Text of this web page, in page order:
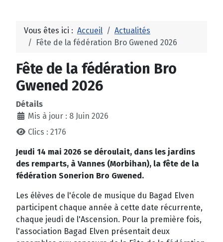
Vous êtes ici : Accueil
Actualités
Fête de la fédération Bro Gwened 2026
Fête de la fédération Bro
Gwened 2026
Détails
Mis à jour : 8 Juin 2026
Clics : 2176
Jeudi 14 mai 2026 se déroulait, dans les jardins
des remparts, à Vannes (Morbihan), la fête de la
fédération Sonerion Bro Gwened.
Les élèves de l'école de musique du Bagad Elven
participent chaque année à cette date récurrente,
chaque jeudi de l'Ascension. Pour la première fois,
l'association Bagad Elven présentait deux